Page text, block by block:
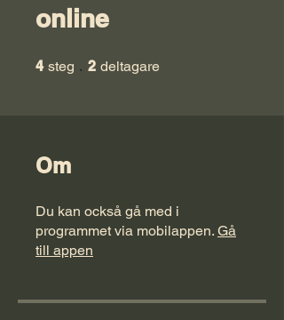
online
4 steg 4 steg
2 deltagare
Om
Du kan också gå med i
programmet via mobilappen. Gå
till appen